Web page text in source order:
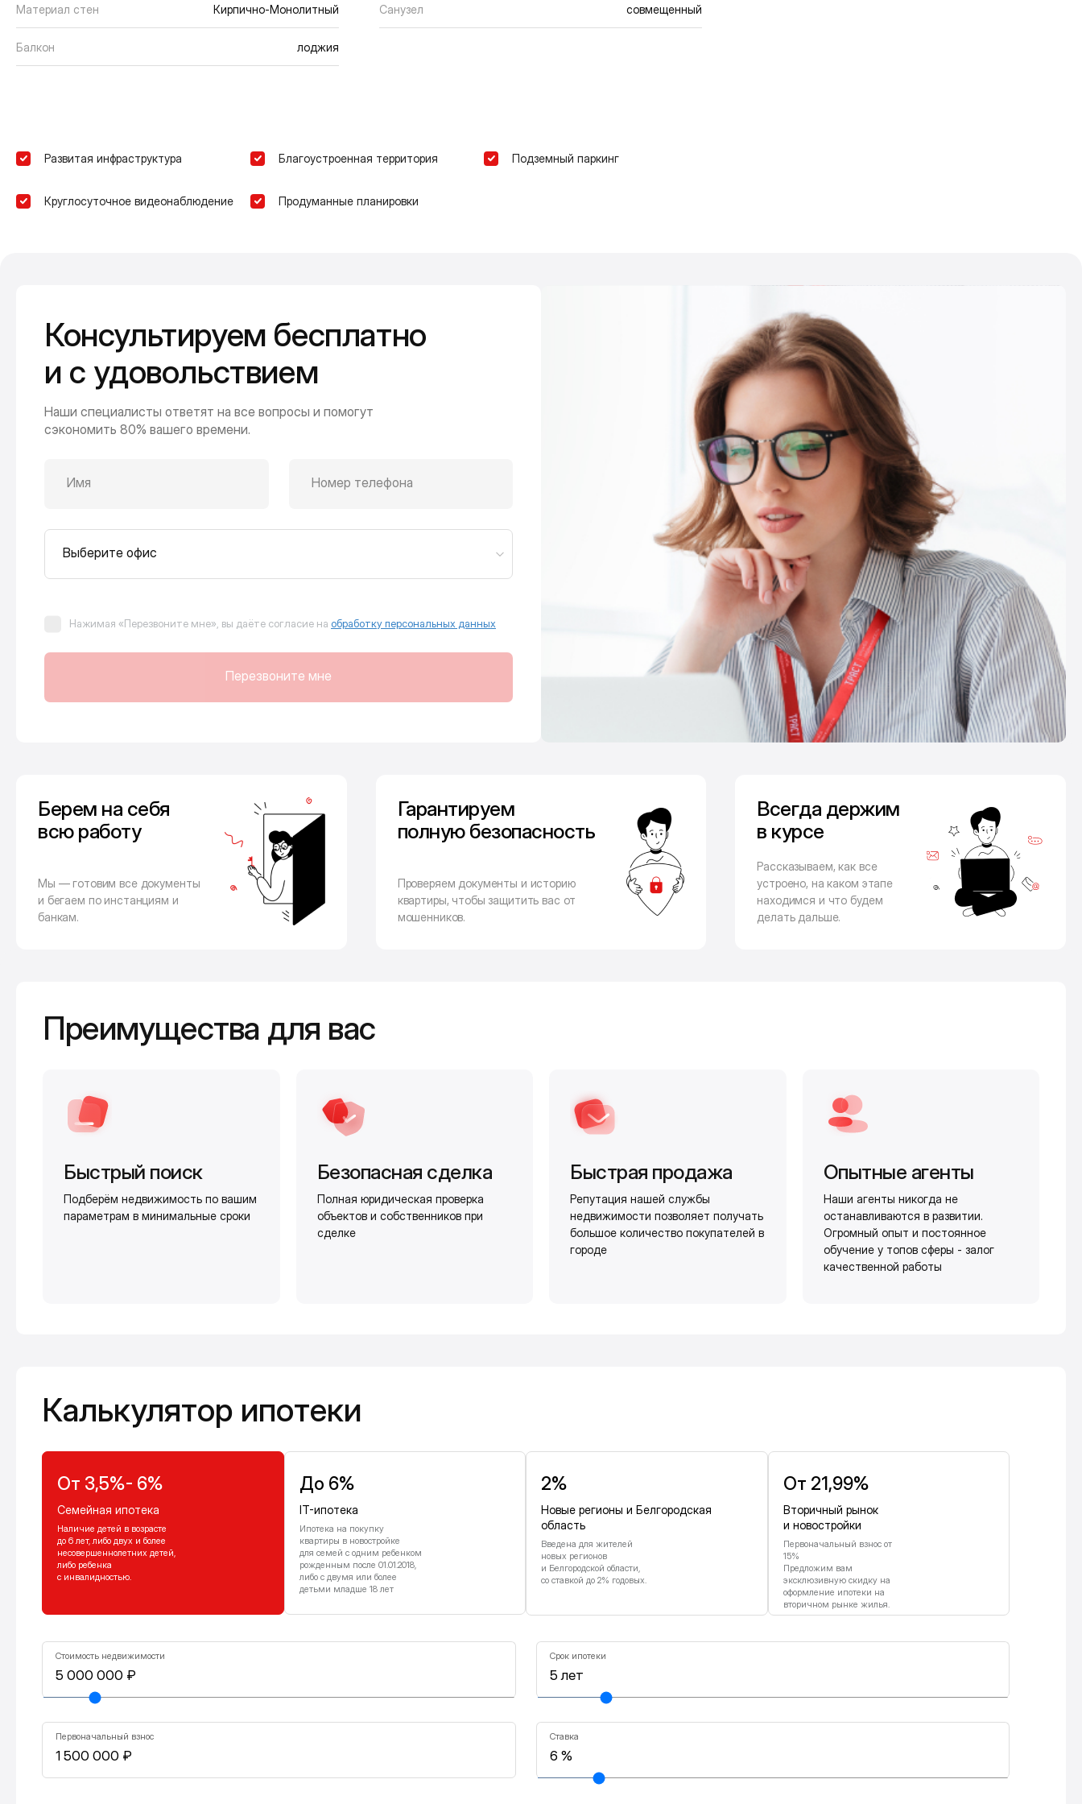
Материал стен Кирпично-Монолитный Санузел совмещенный
Балкон лоджия
Развитая инфраструктура Благоустроенная территория Подземный паркинг
Круглосуточное видеонаблюдение Продуманные планировки
Консультируем бесплатно
и с удовольствием
Наши специалисты ответят на все вопросы и помогут
сэкономить 80% вашего времени.
Имя Номер телефона
Выберите офис
Нажимая «Перезвоните мне», вы даёте согласие на обработку персональных данных
Перезвоните мне
Берем на себя
всю работу
Мы — готовим все документы
и бегаем по инстанциям и
банкам.
Гарантируем
полную безопасность
Проверяем документы и историю
квартиры, чтобы защитить вас от
мошенников.
Всегда держим
в курсе
Рассказываем, как все
устроено, на каком этапе
находимся и что будем
делать дальше.
Преимущества для вас
Быстрый поиск
Подберём недвижимость по вашим
параметрам в минимальные сроки
Безопасная сделка
Полная юридическая проверка
объектов и собственников при
сделке
Быстрая продажа
Репутация нашей службы
недвижимости позволяет получать
большое количество покупателей в
городе
Опытные агенты
Наши агенты никогда не
останавливаются в развитии.
Огромный опыт и постоянное
обучение у топов сферы - залог
качественной работы
Калькулятор ипотеки
От 3,5%- 6%
Семейная ипотека
Наличие детей в возрасте
до 6 лет, либо двух и более
несовершеннолетних детей,
либо ребенка
с инвалидностью.
До 6%
IT-ипотека
Ипотека на покупку
квартиры в новостройке
для семей с одним ребенком
рожденным после 01.01.2018,
либо с двумя или более
детьми младше 18 лет
2%
Новые регионы и Белгородская
область
Введена для жителей
новых регионов
и Белгородской области,
со ставкой до 2% годовых.
От 21,99%
Вторичный рынок
и новостройки
Первоначальный взнос от
15%
Предложим вам
эксклюзивную скидку на
оформление ипотеки на
вторичном рынке жилья.
Стоимость недвижимости Срок ипотеки
Первоначальный взнос Ставка